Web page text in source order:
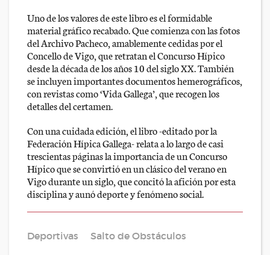
Uno de los valores de este libro es el formidable
material gráfico recabado. Que comienza con las fotos
del Archivo Pacheco, amablemente cedidas por el
Concello de Vigo, que retratan el Concurso Hípico
desde la década de los años 10 del siglo XX. También
se incluyen importantes documentos hemerográficos,
con revistas como ‘Vida Gallega’, que recogen los
detalles del certamen.
Con una cuidada edición, el libro -editado por la
Federación Hípica Gallega- relata a lo largo de casi
trescientas páginas la importancia de un Concurso
Hípico que se convirtió en un clásico del verano en
Vigo durante un siglo, que concitó la afición por esta
disciplina y aunó deporte y fenómeno social.
Deportivas Salto de Obstáculos